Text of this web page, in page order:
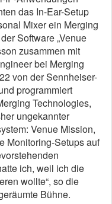
das In-Ear-Setup
Mixer ein Merging
Software „Venue
zusammen mit
bei Merging
von der Sennheiser-
programmiert
Technologies,
ungekannter
Venue Mission,
Monitoring-Setups auf
ich, weil ich die
wollte“, so die
Bühne.